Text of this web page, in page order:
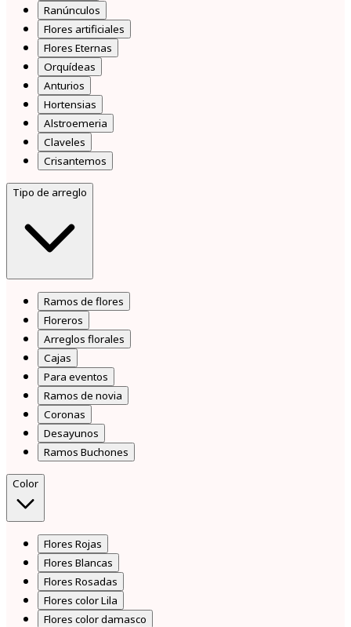
Ranúnculos
Flores artificiales
Flores Eternas
Orquídeas
Anturios
Hortensias
Alstroemeria
Claveles
Crisantemos
Tipo de arreglo
Ramos de flores
Floreros
Arreglos florales
Cajas
Para eventos
Ramos de novia
Coronas
Desayunos
Ramos Buchones
Color
Flores Rojas
Flores Blancas
Flores Rosadas
Flores color Lila
Flores color damasco